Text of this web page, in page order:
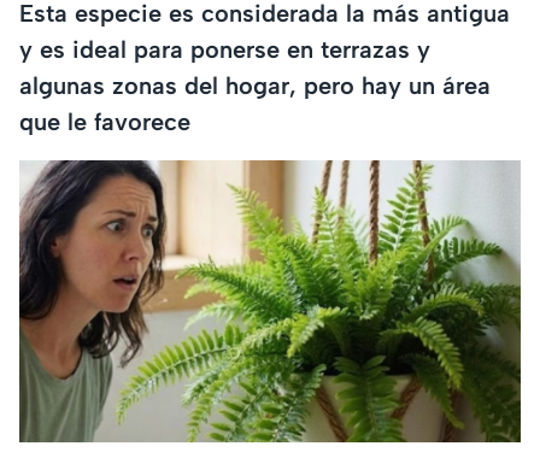
Esta especie es considerada la más antigua
y es ideal para ponerse en terrazas y
algunas zonas del hogar, pero hay un área
que le favorece